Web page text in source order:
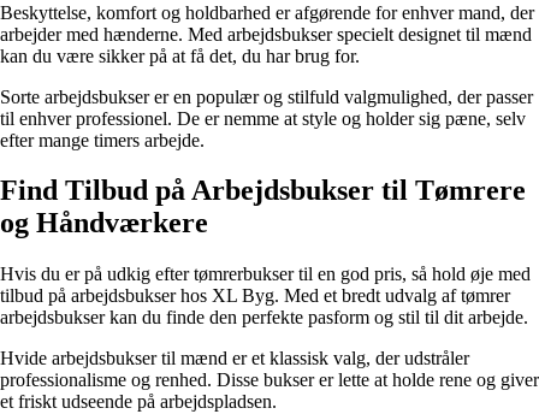
Beskyttelse, komfort og holdbarhed er afgørende for enhver mand, der
arbejder med hænderne. Med arbejdsbukser specielt designet til mænd
kan du være sikker på at få det, du har brug for.
Sorte arbejdsbukser er en populær og stilfuld valgmulighed, der passer
til enhver professionel. De er nemme at style og holder sig pæne, selv
efter mange timers arbejde.
Find Tilbud på Arbejdsbukser til Tømrere
og Håndværkere
Hvis du er på udkig efter tømrerbukser til en god pris, så hold øje med
tilbud på arbejdsbukser hos XL Byg. Med et bredt udvalg af tømrer
arbejdsbukser kan du finde den perfekte pasform og stil til dit arbejde.
Hvide arbejdsbukser til mænd er et klassisk valg, der udstråler
professionalisme og renhed. Disse bukser er lette at holde rene og giver
et friskt udseende på arbejdspladsen.